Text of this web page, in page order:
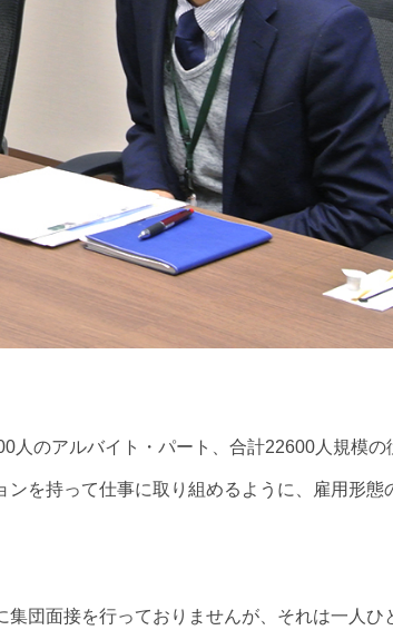
人のアルバイト・パート、合計22600人規模の
を持って仕事に取り組めるように、雇用形態
団面接を行っておりませんが、それは一人ひ